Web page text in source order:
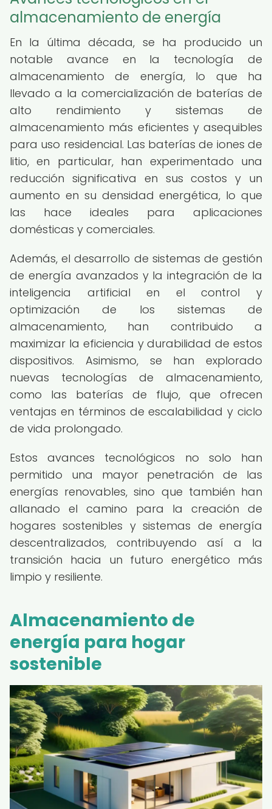
almacenamiento de energía
En la última década, se ha producido un
notable avance en la tecnología de
almacenamiento de energía, lo que ha
llevado a la comercialización de baterías de
alto rendimiento y sistemas de
almacenamiento más eficientes y asequibles
para uso residencial. Las baterías de iones de
litio, en particular, han experimentado una
reducción significativa en sus costos y un
aumento en su densidad energética, lo que
las hace ideales para aplicaciones
domésticas y comerciales.
Además, el desarrollo de sistemas de gestión
de energía avanzados y la integración de la
inteligencia artificial en el control y
optimización de los sistemas de
almacenamiento, han contribuido a
maximizar la eficiencia y durabilidad de estos
dispositivos. Asimismo, se han explorado
nuevas tecnologías de almacenamiento,
como las baterías de flujo, que ofrecen
ventajas en términos de escalabilidad y ciclo
de vida prolongado.
Estos avances tecnológicos no solo han
permitido una mayor penetración de las
energías renovables, sino que también han
allanado el camino para la creación de
hogares sostenibles y sistemas de energía
descentralizados, contribuyendo así a la
transición hacia un futuro energético más
limpio y resiliente.
Almacenamiento de
energía para hogar
sostenible